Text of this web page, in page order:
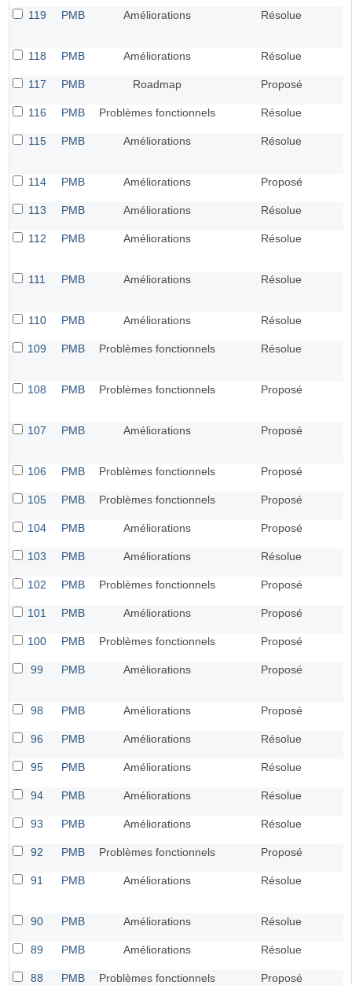
119 PMB Améliorations Résolue
118 PMB Améliorations Résolue
117 PMB Roadmap Proposé
116 PMB Problèmes fonctionnels Résolue
115 PMB Améliorations Résolue
114 PMB Améliorations Proposé
113 PMB Améliorations Résolue
112 PMB Améliorations Résolue
111 PMB Améliorations Résolue
110 PMB Améliorations Résolue
109 PMB Problèmes fonctionnels Résolue
108 PMB Problèmes fonctionnels Proposé
107 PMB Améliorations Proposé
106 PMB Problèmes fonctionnels Proposé
105 PMB Problèmes fonctionnels Proposé
104 PMB Améliorations Proposé
103 PMB Améliorations Résolue
102 PMB Problèmes fonctionnels Proposé
101 PMB Améliorations Proposé
100 PMB Problèmes fonctionnels Proposé
99 PMB Améliorations Proposé
98 PMB Améliorations Proposé
96 PMB Améliorations Résolue
95 PMB Améliorations Résolue
94 PMB Améliorations Résolue
93 PMB Améliorations Résolue
92 PMB Problèmes fonctionnels Proposé
91 PMB Améliorations Résolue
90 PMB Améliorations Résolue
89 PMB Améliorations Résolue
88 PMB Problèmes fonctionnels Proposé